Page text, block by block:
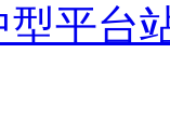
平台